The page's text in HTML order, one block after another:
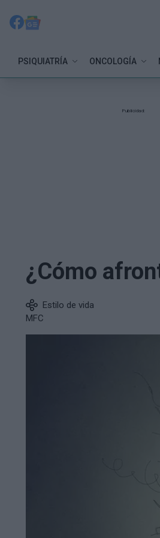
PSIQUIATRÍA ONCOLOGÍA
Publicidad:
¿Cómo
Estilo de vida
MFC